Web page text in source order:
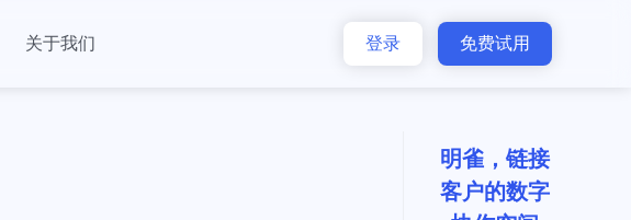
关于我们 登录 免费试用
明雀，链接
客户的数字